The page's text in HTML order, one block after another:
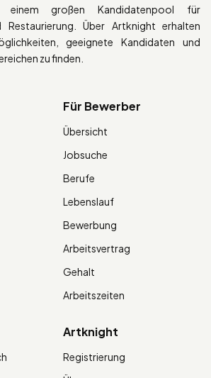
einem großen Kandidatenpool für
Restaurierung. Über Artknight erhalten
geeignete Kandidaten und
zu finden.
Für Bewerber
Übersicht
Jobsuche
Berufe
Lebenslauf
Bewerbung
Arbeitsvertrag
Gehalt
Arbeitszeiten
Artknight
Registrierung